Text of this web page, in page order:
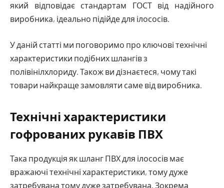
який відповідає стандартам ГОСТ від надійного
виробника, ідеально підійде для ілососів.
У даній статті ми поговоримо про ключові технічні
характеристики подібних шлангів з
полівінілхлориду. Також ви дізнаєтеся, чому такі
товари найкраще замовляти саме від виробника.
Технічні характеристики
гофрованих рукавів ПВХ
Така продукція як шланг ПВХ для ілососів має
вражаючі технічні характеристики, тому дуже
затребувана тому дуже затребувана. Зокрема